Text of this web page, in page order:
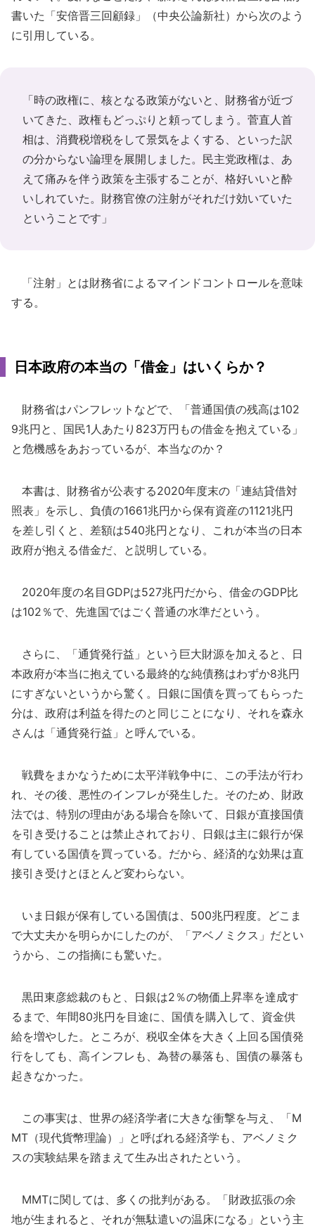
書いた「安倍晋三回顧録」（中央公論新社）から次のよう
に引用している。
「時の政権に、核となる政策がないと、財務省が近づ
いてきた、政権もどっぷりと頼ってしまう。菅直人首
相は、消費税増税をして景気をよくする、といった訳
の分からない論理を展開しました。民主党政権は、あ
えて痛みを伴う政策を主張することが、格好いいと酔
いしれていた。財務官僚の注射がそれだけ効いていた
ということです」
「注射」とは財務省によるマインドコントロールを意味
する。
日本政府の本当の「借金」はいくらか？
財務省はパンフレットなどで、「普通国債の残高は102
9兆円と、国民1人あたり823万円もの借金を抱えている」
と危機感をあおっているが、本当なのか？
本書は、財務省が公表する2020年度末の「連結貸借対
照表」を示し、負債の1661兆円から保有資産の1121兆円
を差し引くと、差額は540兆円となり、これが本当の日本
政府が抱える借金だ、と説明している。
2020年度の名目GDPは527兆円だから、借金のGDP比
は102％で、先進国ではごく普通の水準だという。
さらに、「通貨発行益」という巨大財源を加えると、日
本政府が本当に抱えている最終的な純債務はわずか8兆円
にすぎないというから驚く。日銀に国債を買ってもらった
分は、政府は利益を得たのと同じことになり、それを森永
さんは「通貨発行益」と呼んでいる。
戦費をまかなうために太平洋戦争中に、この手法が行わ
れ、その後、悪性のインフレが発生した。そのため、財政
法では、特別の理由がある場合を除いて、日銀が直接国債
を引き受けることは禁止されており、日銀は主に銀行が保
有している国債を買っている。だから、経済的な効果は直
接引き受けとほとんど変わらない。
いま日銀が保有している国債は、500兆円程度。どこま
で大丈夫かを明らかにしたのが、「アベノミクス」だとい
うから、この指摘にも驚いた。
黒田東彦総裁のもと、日銀は2％の物価上昇率を達成す
るまで、年間80兆円を目途に、国債を購入して、資金供
給を増やした。ところが、税収全体を大きく上回る国債発
行をしても、高インフレも、為替の暴落も、国債の暴落も
起きなかった。
この事実は、世界の経済学者に大きな衝撃を与え、「M
MT（現代貨幣理論）」と呼ばれる経済学も、アベノミク
スの実験結果を踏まえて生み出されたという。
MMTに関しては、多くの批判がある。「財政拡張の余
地が生まれると、それが無駄遣いの温床になる」という主